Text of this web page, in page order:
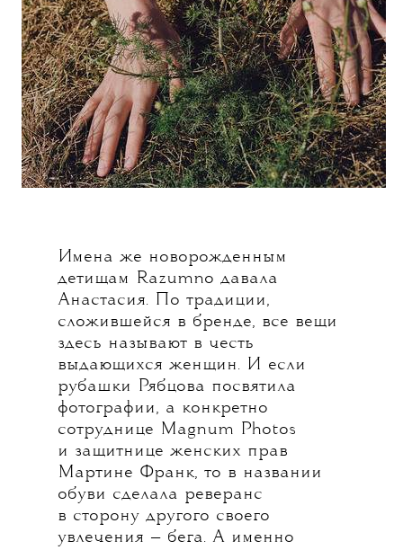
Имена же новорожденным
детищам Razumno давала
Анастасия. По традиции,
сложившейся в бренде, все вещи
здесь называют в честь
выдающихся женщин. И если
рубашки Рябцова посвятила
фотографии, а конкретно
сотруднице Magnum Photos
и защитнице женских прав
Мартине Франк, то в названии
обуви сделала реверанс
в сторону другого своего
увлечения — бега. А именно